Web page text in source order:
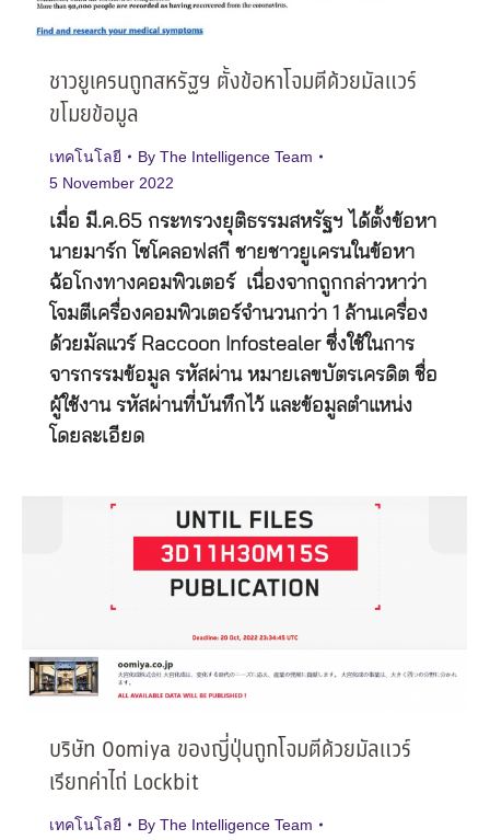
ชาวยูเครนถูกสหรัฐฯ ตั้งข้อหาโจมตีด้วยมัลแวร์
ขโมยข้อมูล
เทคโนโลยี By The Intelligence Team
5 November 2022
เมื่อ มี.ค.65 กระทรวงยุติธรรมสหรัฐฯ ได้ตั้งข้อหา
นายมาร์ก โซโคลอฟสกี ชายชาวยูเครนในข้อหา
ฉ้อโกงทางคอมพิวเตอร์ เนื่องจากถูกกล่าวหาว่า
โจมตีเครื่องคอมพิวเตอร์จำนวนกว่า 1 ล้านเครื่อง
ด้วยมัลแวร์ Raccoon Infostealer ซึ่งใช้ในการ
จารกรรมข้อมูล รหัสผ่าน หมายเลขบัตรเครดิต ชื่อ
ผู้ใช้งาน รหัสผ่านที่บันทึกไว้ และข้อมูลตำแหน่ง
โดยละเอียด
บริษัท Oomiya ของญี่ปุ่นถูกโจมตีด้วยมัลแวร์
เรียกค่าไถ่ Lockbit
เทคโนโลยี By The Intelligence Team